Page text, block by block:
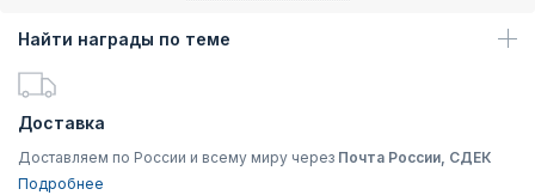
Найти награды по теме
Доставка
Доставляем по России и всему миру через Почта России, СДЕК
Подробнее